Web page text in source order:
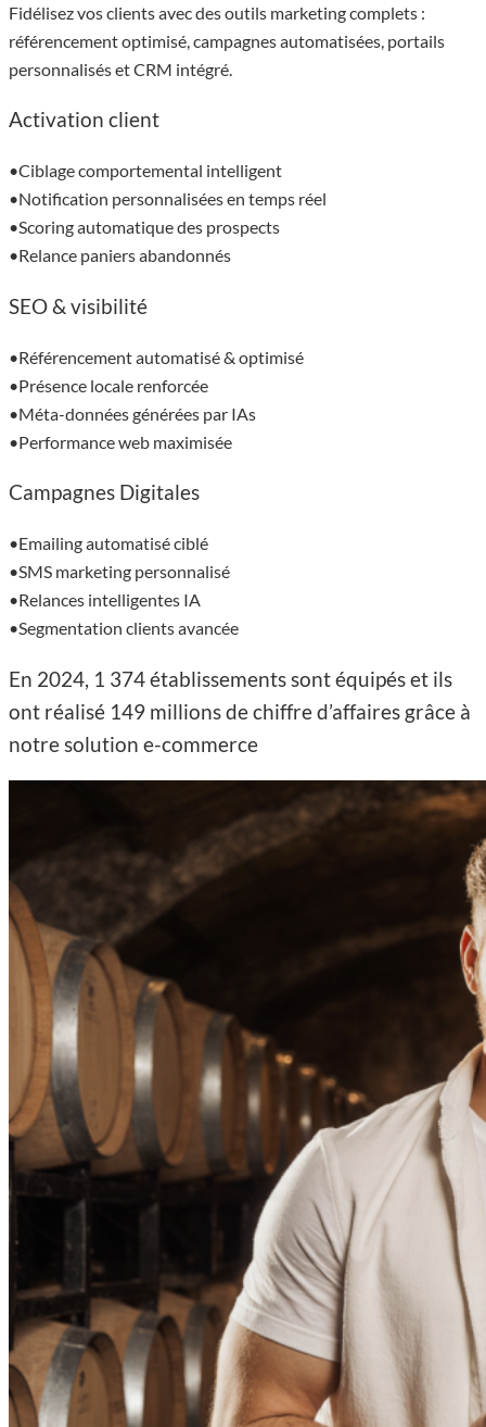
Fidélisez vos clients avec des outils marketing complets :
référencement optimisé, campagnes automatisées, portails
personnalisés et CRM intégré.
Activation client
•Ciblage comportemental intelligent
•Notification personnalisées en temps réel
•Scoring automatique des prospects
•Relance paniers abandonnés
SEO & visibilité
•Référencement automatisé & optimisé
•Présence locale renforcée
•Méta-données générées par IAs
•Performance web maximisée
Campagnes Digitales
•Emailing automatisé ciblé
•SMS marketing personnalisé
•Relances intelligentes IA
•Segmentation clients avancée
En 2024, 1 374 établissements sont équipés et ils
ont réalisé 149 millions de chiffre d’affaires grâce à
notre solution e-commerce